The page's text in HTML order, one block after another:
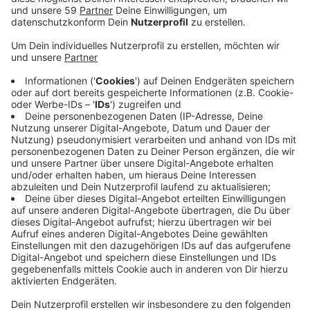
gefragt.
Dazu gibt es jetzt eine neue Website. Auf der Seite
finden Interessierte unter anderem Informationen und
Dokumente von der Zukunftsagentur Rheinisches
Revier rund um das Wirtschafts- und
Strukturprogramm für das Areal. Außerdem startet
hier ein Online-Bürgerdialog. Mit dem soll die Meinung
der Menschen im Revier zu acht Zukunftsfragen
eingeholt werden. Beispielsweise dazu, wie die Arbeit
im Rheinischen Revier in Zukunft aussehen soll. Die
Antworten werden im Laufe des Jahres zu einem
Bürgergutachten zusammengefasst.